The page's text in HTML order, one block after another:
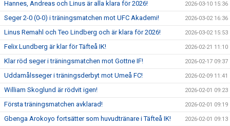
Hannes, Andreas och Linus är alla klara för 2026! 2026-03-10 15:36
Seger 2-0 (0-0) i träningsmatchen mot UFC Akademi! 2026-03-02 16:36
Linus Remahl och Teo Lindberg och är klara för 2026! 2026-03-02 15:53
Felix Lundberg är klar för Täfteå IK! 2026-02-21 11:10
Klar röd seger i träningsmatchen mot Gottne IF! 2026-02-17 09:37
Uddamålsseger i träningsderbyt mot Umeå FC! 2026-02-09 11:41
William Skoglund är rödvit igen! 2026-02-01 09:23
Första träningsmatchen avklarad! 2026-02-01 09:19
Gbenga Arokoyo fortsätter som huvudtränare i Täfteå IK! 2026-02-01 09:13